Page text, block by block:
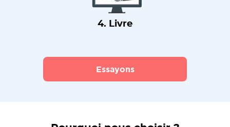
4. Livre
Essayons